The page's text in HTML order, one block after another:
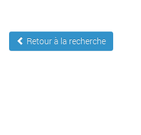
Retour à la recherche